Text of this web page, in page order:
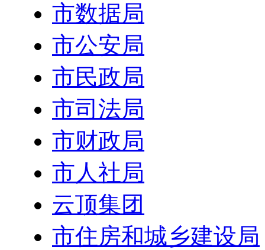
市数据局
市公安局
市民政局
市司法局
市财政局
市人社局
云顶集团
市住房和城乡建设局